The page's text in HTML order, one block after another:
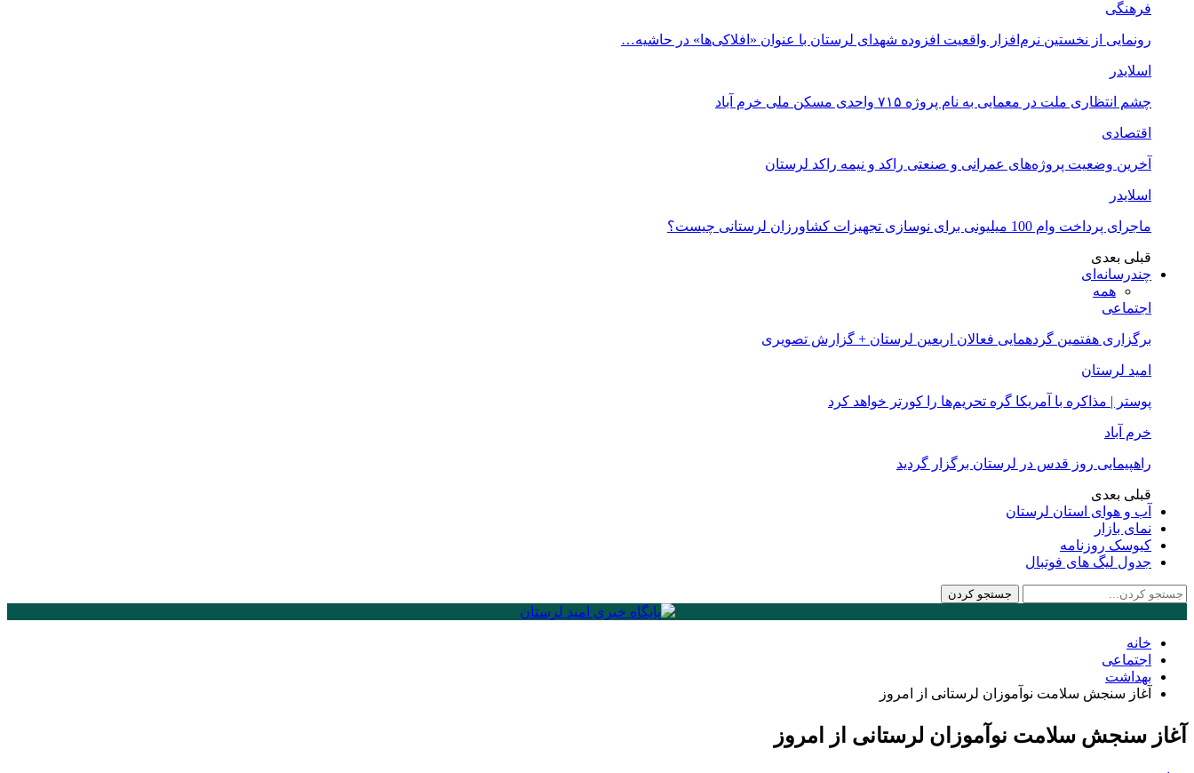
فرهنگی
رونمایی از نخستین نرم‌افزار واقعیت افزوده شهدای لرستان با عنوان «افلاکی‌ها» در حاشیه…
اسلایدر
چشم انتظاری ملت در معمایی به نام پروژه ۷۱۵ واحدی مسکن ملی خرم آباد
اقتصادی
آخرین وضعیت پروژه‌های عمرانی و صنعتی راکد و نیمه راکد لرستان
اسلایدر
ماجرای پرداخت وام 100 میلیونی برای نوسازی تجهیزات کشاورزان لرستانی چیست؟
قبلی بعدی
چندرسانه‌ای
همه
اجتماعی
برگزاری هفتمین گردهمایی فعالان اربعین لرستان + گزارش تصویری
امید لرستان
پوستر | مذاکره با آمریکا گره تحریم‌ها را کورتر خواهد کرد
خرم آباد
راهپیمایی روز قدس در لرستان برگزار گردید
قبلی بعدی
آب و هوای استان لرستان
نمای بازار
کیوسک روزنامه
جدول لیگ های فوتبال
خانه
اجتماعی
بهداشت
آغاز سنجش سلامت نوآموزان لرستانی از امروز
آغاز سنجش سلامت نوآموزان لرستانی از امروز